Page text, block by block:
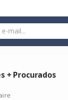
+ Procurados